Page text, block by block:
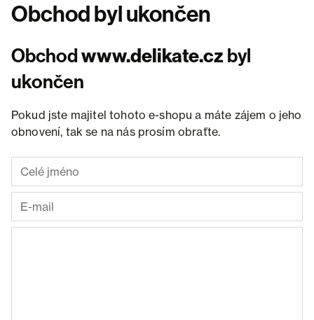
Obchod byl ukončen
Obchodwww.delikate.cz byl
ukončen
Pokud jste majitel tohoto e-shopu a máte zájem o jeho
obnovení, tak se na nás prosím obraťte.